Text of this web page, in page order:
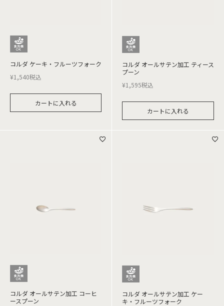
コルダ ケーキ・フルーツフォーク
¥1,540税込
カートに入れる
コルダ オールサテン加工 ティース
プーン
¥1,595税込
カートに入れる
コルダ オールサテン加工 コーヒ
ースプーン
コルダ オールサテン加工 ケー
キ・フルーツフォーク